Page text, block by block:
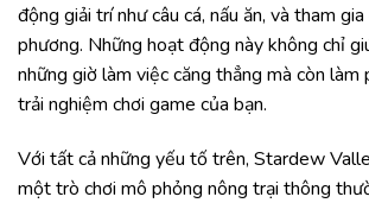
động giải trí như câu cá, nấu ăn, và tham
phương. Những hoạt động này không chỉ
những giờ làm việc căng thẳng mà còn làm
trải nghiệm chơi game của bạn.
Với tất cả những yếu tố trên, Stardew
một trò chơi mô phỏng nông trại thông